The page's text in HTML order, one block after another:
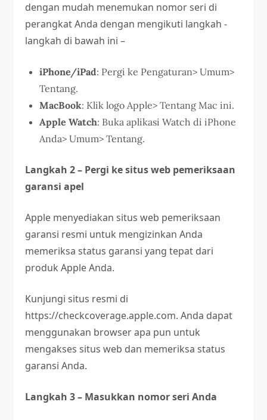
dengan mudah menemukan nomor seri di
perangkat Anda dengan mengikuti langkah -
langkah di bawah ini –
iPhone/iPad: Pergi ke Pengaturan> Umum>
Tentang.
MacBook: Klik logo Apple> Tentang Mac ini.
Apple Watch: Buka aplikasi Watch di iPhone
Anda> Umum> Tentang.
Langkah 2 – Pergi ke situs web pemeriksaan
garansi apel
Apple menyediakan situs web pemeriksaan
garansi resmi untuk mengizinkan Anda
memeriksa status garansi yang tepat dari
produk Apple Anda.
Kunjungi situs resmi di
https://checkcoverage.apple.com. Anda dapat
menggunakan browser apa pun untuk
mengakses situs web dan memeriksa status
garansi Anda.
Langkah 3 – Masukkan nomor seri Anda